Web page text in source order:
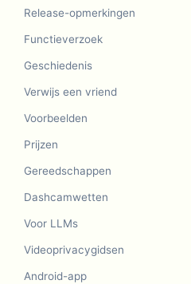
Release-opmerkingen
Functieverzoek
Geschiedenis
Verwijs een vriend
Voorbeelden
Prijzen
Gereedschappen
Dashcamwetten
Voor LLMs
Videoprivacygidsen
Android-app